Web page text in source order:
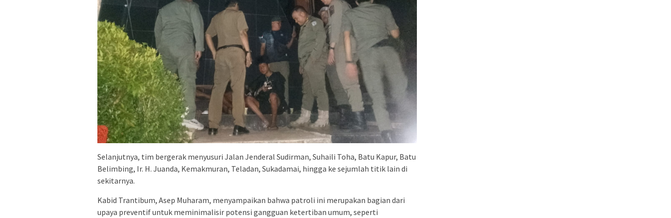
Selanjutnya, tim bergerak menyusuri Jalan Jenderal Sudirman, Suhaili Toha, Batu Kapur, Batu
Belimbing, Ir. H. Juanda, Kemakmuran, Teladan, Sukadamai, hingga ke sejumlah titik lain di
sekitarnya.
Kabid Trantibum, Asep Muharam, menyampaikan bahwa patroli ini merupakan bagian dari
upaya preventif untuk meminimalisir potensi gangguan ketertiban umum, seperti